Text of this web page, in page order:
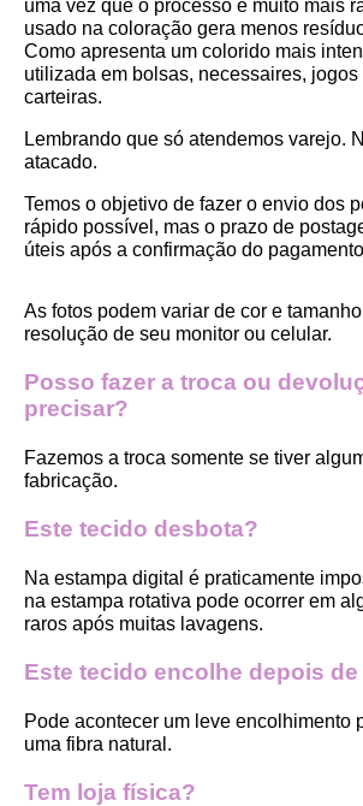
uma vez que o processo é muito mais
usado na coloração gera menos
Como apresenta um colorido mais
utilizada em bolsas, necessaires, jogos
carteiras.
Lembrando que só atendemos varejo.
atacado.
Temos o objetivo de fazer o envio dos
rápido possível, mas o prazo de
úteis após a confirmação do
As fotos podem variar de cor e
resolução de seu monitor ou celular.
Posso fazer a troca ou
precisar?
Fazemos a troca somente se tiver
fabricação.
Este tecido desbota?
Na estampa digital é praticamente
na estampa rotativa pode ocorrer em
raros após muitas lavagens.
Este tecido encolhe depois de
Pode acontecer um leve encolhimento
uma fibra natural.
Tem loja física?